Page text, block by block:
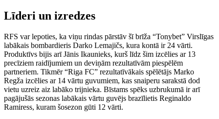
Līderi un izredzes
RFS var lepoties, ka viņu rindas pārstāv šī brīža “Tonybet” Virslīgas
labākais bombardieris Darko Lemajičs, kura kontā ir 24 vārti.
Produktīvs bijis arī Jānis Ikaunieks, kurš līdz šim izcēlies ar 13
precīziem raidījumiem un deviņām rezultatīvām piespēlēm
partneriem. Tikmēr “Riga FC” rezultatīvākais spēlētājs Marko
Regža izcēlies ar 14 vārtu guvumiem, kas snaiperu sarakstā dod
vietu uzreiz aiz labāko trijnieka. Bīstams spēks uzbrukumā ir arī
pagājušās sezonas labākais vārtu guvējs brazīlietis Reginaldo
Ramiress, kuram šosezon gūti 12 vārti.